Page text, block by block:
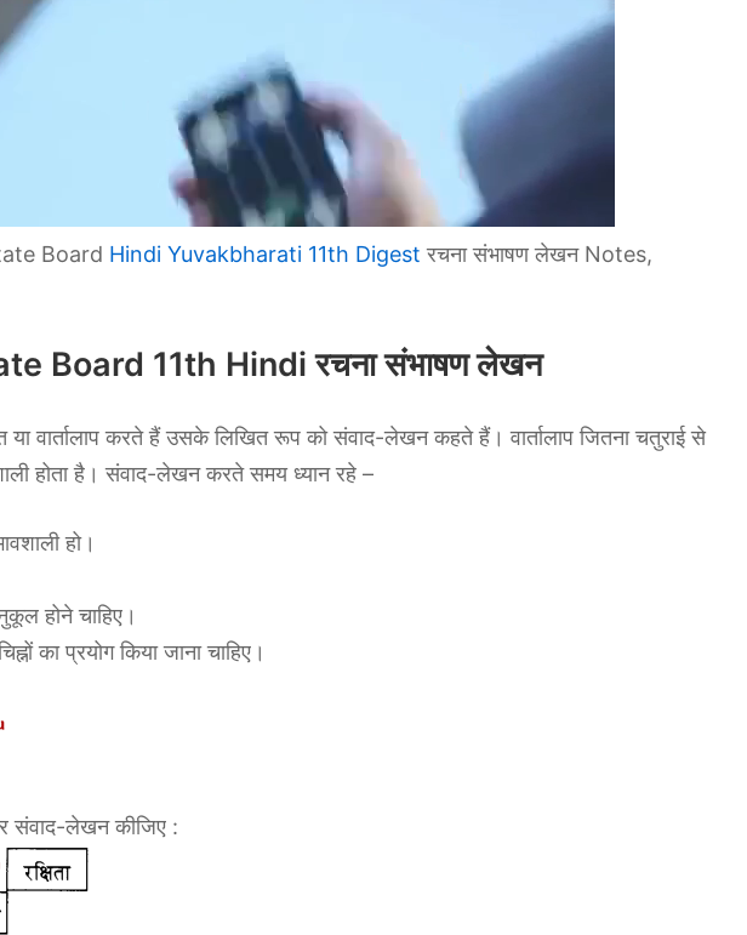
Board Hindi Yuvakbharati 11th Digest रचना संभाषण लेखन Notes,
Board 11th Hindi रचना संभाषण लेखन
या वार्तालाप करते हैं उसके लिखित रूप को संवाद-लेखन कहते हैं। वार्तालाप जितना चतुराई से
होता है। संवाद-लेखन करते समय ध्यान रहे –
हो।
होने चाहिए।
का प्रयोग किया जाना चाहिए।
संवाद-लेखन कीजिए :